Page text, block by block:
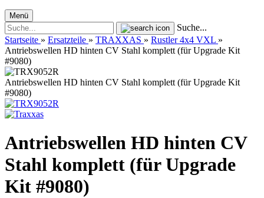
Menü
Suche...
Startseite » Ersatzteile » TRAXXAS » Rustler 4x4 VXL »
Antriebswellen HD hinten CV Stahl komplett (für Upgrade Kit
#9080)
Antriebswellen HD hinten CV Stahl komplett (für Upgrade Kit
#9080)
Antriebswellen HD hinten CV
Stahl komplett (für Upgrade
Kit #9080)